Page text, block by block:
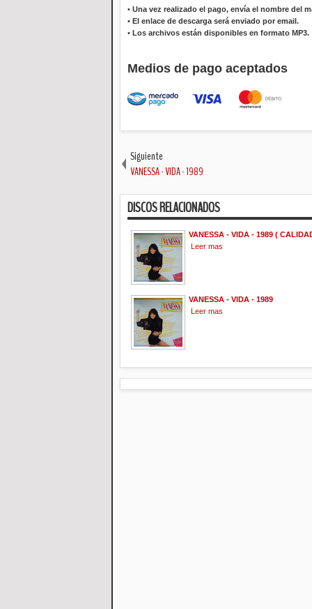
• Una vez realizado el pago, envía el nombre del
• El enlace de descarga será enviado por email.
• Los archivos están disponibles en formato MP3.
Medios de pago aceptados
Siguiente
VANESSA - VIDA - 1989
DISCOS RELACIONADOS
VANESSA - VIDA - 1989 (
Leer mas
VANESSA - VIDA - 1989
Leer mas